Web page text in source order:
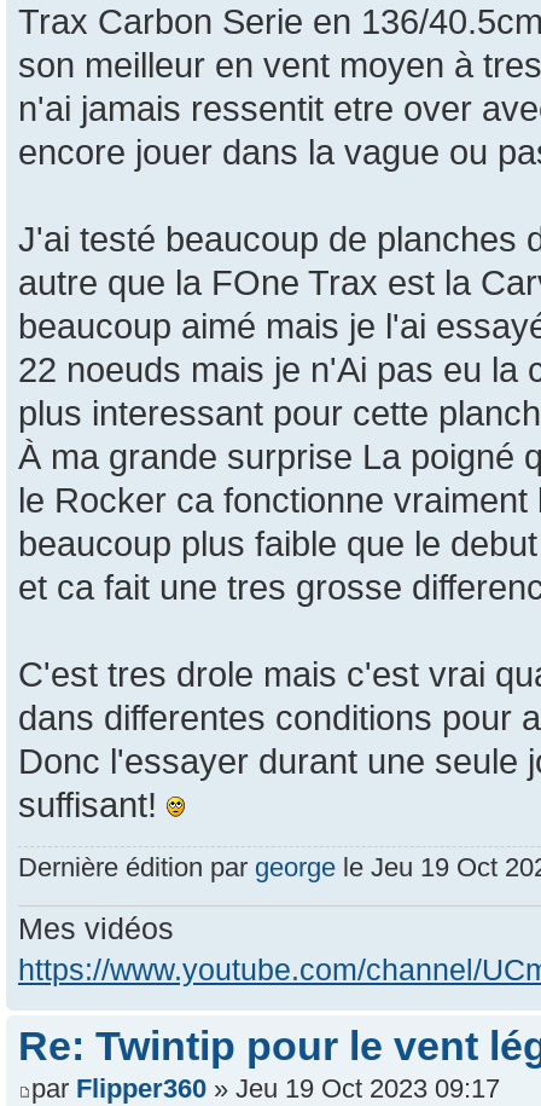
Trax Carbon Serie en 136/
son meilleur en vent moyen à
n'ai jamais ressentit etre over
encore jouer dans la vague ou
J'ai testé beaucoup de planches
autre que la FOne Trax est la
beaucoup aimé mais je l'ai
22 noeuds mais je n'Ai pas eu la
plus interessant pour cette
À ma grande surprise La poigné
le Rocker ca fonctionne
beaucoup plus faible que le
et ca fait une tres grosse
C'est tres drole mais c'est vrai
dans differentes conditions pour
Donc l'essayer durant une seule
suffisant!
Dernière édition par george le Jeu 19 Oct
Mes vidéos
https://www.youtube.com/channel/
Re: Twintip pour le vent
par Flipper360 » Jeu 19 Oct 2023 09:17